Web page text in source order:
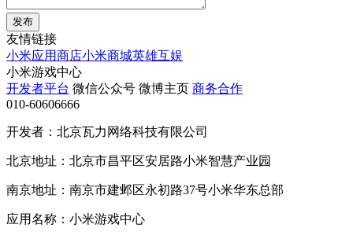
发布
友情链接
小米应用商店小米商城英雄互娱
小米游戏中心
开发者平台 微信公众号 微博主页 商务合作
010-60606666
开发者：北京瓦力网络科技有限公司
北京地址：北京市昌平区安居路小米智慧产业园
南京地址：南京市建邺区永初路37号小米华东总部
应用名称：小米游戏中心